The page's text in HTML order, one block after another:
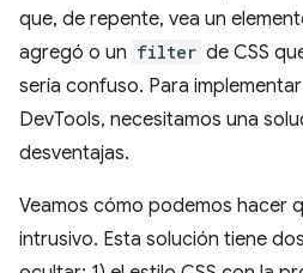
que, de repente, vea un
agregó o un filter de CSS
sería confuso. Para
DevTools, necesitamos una
desventajas.
Veamos cómo podemos hacer
intrusivo. Esta solución tiene